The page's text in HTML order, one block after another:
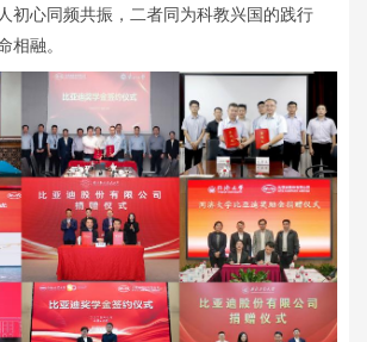
初心同频共振，二者同为科教兴国的践行
相融。